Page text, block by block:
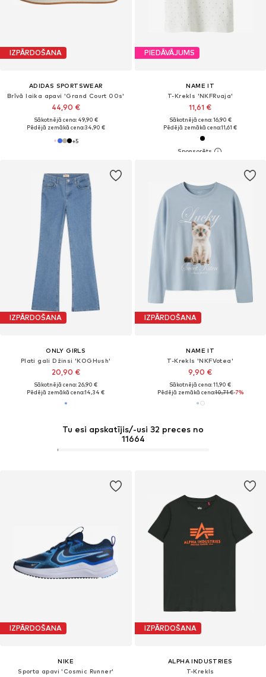
IZPĀRDOŠANA
ADIDAS SPORTSWEAR
Brīvā laika apavi 'Grand Court 00s'
44,90 €
Sākotnējā cena: 49,90 €
Pēdējā zemākā cena:34,90 €
+5
PIEDĀVĀJUMS
NAME IT
T-Krekls 'NKFRuaja'
11,61 €
Sākotnējā cena: 16,90 €
Pēdējā zemākā cena:11,61 €
IZPĀRDOŠANA
ONLY GIRLS
Plati gali Džinsi 'KOGHush'
20,90 €
Sākotnējā cena: 26,90 €
Pēdējā zemākā cena:14,34 €
IZPĀRDOŠANA
NAME IT
T-Krekls 'NKFVotea'
9,90 €
Sākotnējā cena: 11,90 €
Pēdējā zemākā cena:10,71 €-7%
IZPĀRDOŠANA
NIKE
Sporta apavi 'Cosmic Runner'
IZPĀRDOŠANA
ALPHA INDUSTRIES
T-Krekls
Tu esi apskatījis/-usi 32 preces no
11664